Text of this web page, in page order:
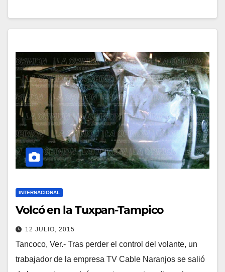
INTERNACIONAL
Volcó en la Tuxpan-Tampico
12 JULIO, 2015
Tancoco, Ver.- Tras perder el control del volante, un
trabajador de la empresa TV Cable Naranjos se salió